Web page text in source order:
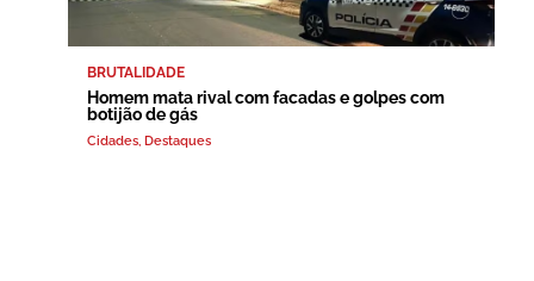
BRUTALIDADE
Homem mata rival com facadas e golpes com
botijão de gás
Cidades, Destaques